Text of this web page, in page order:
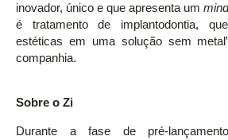
inovador, único e que apresenta um
é tratamento de implantodontia,
estéticas em uma solução sem
companhia.
Sobre o Zi
Durante a fase de pré-